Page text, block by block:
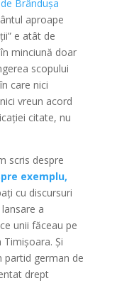
Brândușa
aproape
e atât de
minciună doar
scopului
care nici
vreun acord
citate, nu
scris despre
exemplu,
cu discursuri
a
unii făceau pe
Și
partid german de
drept